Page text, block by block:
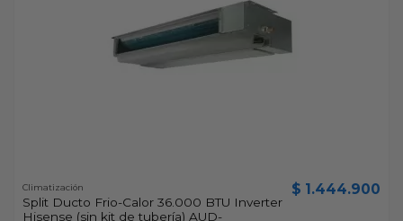
Climatización
Split Ducto Frio-Calor 36.000 BTU Inverter
Hisense (sin kit de tubería) AUD-
$ 1.444.900